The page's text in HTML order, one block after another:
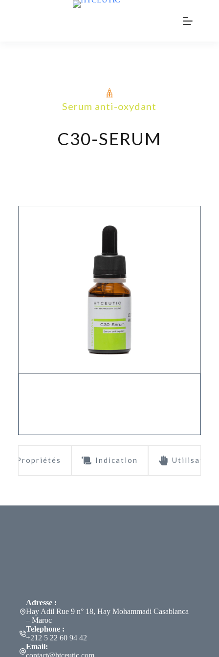
Serum anti-oxydant
C30-SERUM
Propriétés Indication Utilisation
Adresse :
Hay Adil Rue 9 n° 18, Hay Mohammadi Casablanca
– Maroc
Telephone :
+212 5 22 60 94 42
Email:
contact@htceutic.com